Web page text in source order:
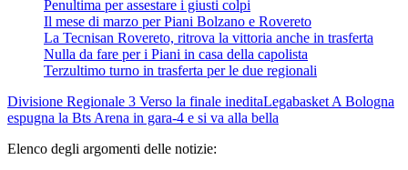
Penultima per assestare i giusti colpi
Il mese di marzo per Piani Bolzano e Rovereto
La Tecnisan Rovereto, ritrova la vittoria anche in trasferta
Nulla da fare per i Piani in casa della capolista
Terzultimo turno in trasferta per le due regionali
Divisione Regionale 3 Verso la finale ineditaLegabasket A Bologna
espugna la Bts Arena in gara-4 e si va alla bella
Elenco degli argomenti delle notizie: